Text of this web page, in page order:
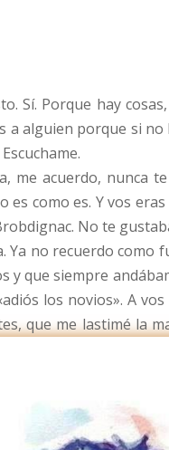
Sí. Porque hay
a alguien porque si no
acuerdo, nunca
como es. Y vos
No te
no recuerdo como
que siempre
los novios». A
que me lastimé la